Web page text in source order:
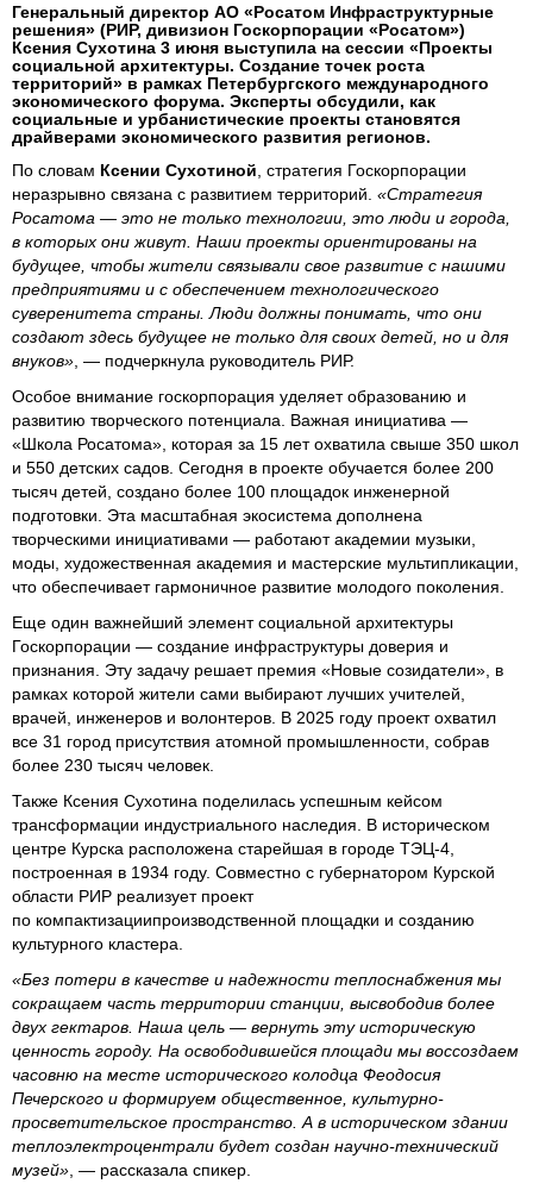
Генеральный директор АО «Росатом Инфраструктурные
решения» (РИР, дивизион Госкорпорации «Росатом»)
Ксения Сухотина 3 июня выступила на сессии «Проекты
социальной архитектуры. Создание точек роста
территорий» в рамках Петербургского международного
экономического форума. Эксперты обсудили, как
социальные и урбанистические проекты становятся
драйверами экономического развития регионов.
По словам Ксении Сухотиной , стратегия Госкорпорации
неразрывно связана с развитием территорий. «Стратегия
Росатома — это не только технологии, это люди и города,
в которых они живут. Наши проекты ориентированы на
будущее, чтобы жители связывали свое развитие с нашими
предприятиями и с обеспечением технологического
суверенитета страны. Люди должны понимать, что они
создают здесь будущее не только для своих детей, но и для
внуков» , — подчеркнула руководитель РИР.
Особое внимание госкорпорация уделяет образованию и
развитию творческого потенциала. Важная инициатива —
«Школа Росатома», которая за 15 лет охватила свыше 350 школ
и 550 детских садов. Сегодня в проекте обучается более 200
тысяч детей, создано более 100 площадок инженерной
подготовки. Эта масштабная экосистема дополнена
творческими инициативами — работают академии музыки,
моды, художественная академия и мастерские мультипликации,
что обеспечивает гармоничное развитие молодого поколения.
Еще один важнейший элемент социальной архитектуры
Госкорпорации — создание инфраструктуры доверия и
признания. Эту задачу решает премия «Новые созидатели», в
рамках которой жители сами выбирают лучших учителей,
врачей, инженеров и волонтеров. В 2025 году проект охватил
все 31 город присутствия атомной промышленности, собрав
более 230 тысяч человек.
Также Ксения Сухотина поделилась успешным кейсом
трансформации индустриального наследия. В историческом
центре Курска расположена старейшая в городе ТЭЦ-4,
построенная в 1934 году. Совместно с губернатором Курской
области РИР реализует проект
по компактизациипроизводственной площадки и созданию
культурного кластера.
«Без потери в качестве и надежности теплоснабжения мы
сокращаем часть территории станции, высвободив более
двух гектаров. Наша цель — вернуть эту историческую
ценность городу. На освободившейся площади мы воссоздаем
часовню на месте исторического колодца Феодосия
Печерского и формируем общественное, культурно-
просветительское пространство. А в историческом здании
теплоэлектроцентрали будет создан научно-технический
музей» , — рассказала спикер.